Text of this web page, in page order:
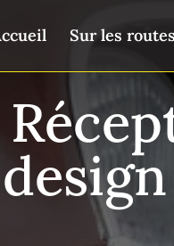
Sur les routes